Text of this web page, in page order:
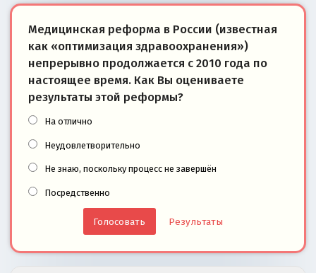
Медицинская реформа в России (известная
как «оптимизация здравоохранения»)
непрерывно продолжается с 2010 года по
настоящее время. Как Вы оцениваете
результаты этой реформы?
На отлично
Неудовлетворительно
Не знаю, поскольку процесс не завершён
Посредственно
Результаты